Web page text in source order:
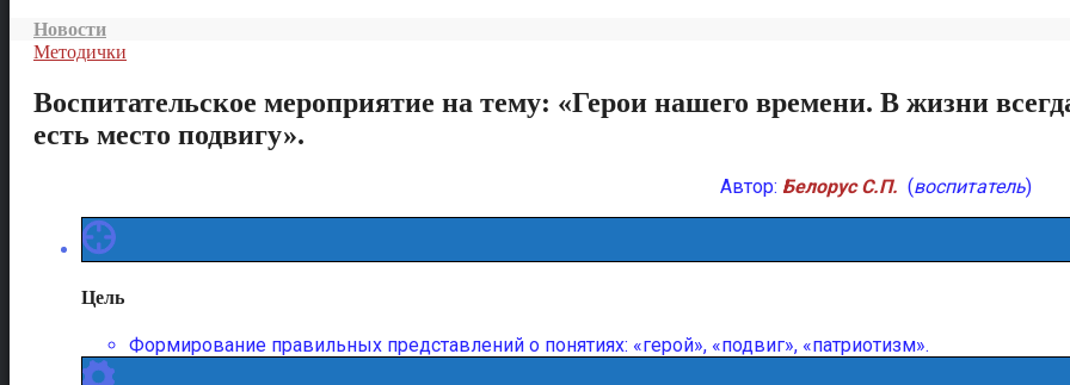
Новости
Методички
Воспитательское мероприятие на тему: «Герои нашего времени. В жизни
есть место подвигу».
Автор: Белорус С.П. (воспитатель)
Цель
Формирование правильных представлений о понятиях: «герой», «подвиг», «патриотизм».